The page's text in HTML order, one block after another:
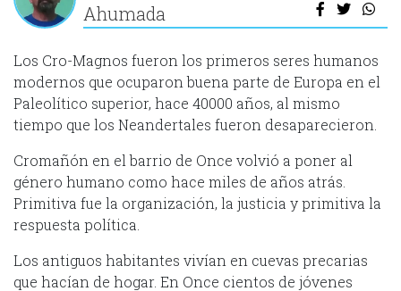
Ahumada
Los Cro-Magnos fueron los primeros seres humanos
modernos que ocuparon buena parte de Europa en el
Paleolítico superior, hace 40000 años, al mismo
tiempo que los Neandertales fueron desaparecieron.
Cromañón en el barrio de Once volvió a poner al
género humano como hace miles de años atrás.
Primitiva fue la organización, la justicia y primitiva la
respuesta política.
Los antiguos habitantes vivían en cuevas precarias
que hacían de hogar. En Once cientos de jóvenes